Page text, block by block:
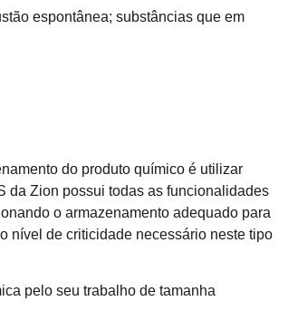
espontânea; substâncias que em
do produto químico é utilizar
da Zion possui todas as funcionalidades
o armazenamento adequado para
nível de criticidade necessário neste tipo
pelo seu trabalho de tamanha